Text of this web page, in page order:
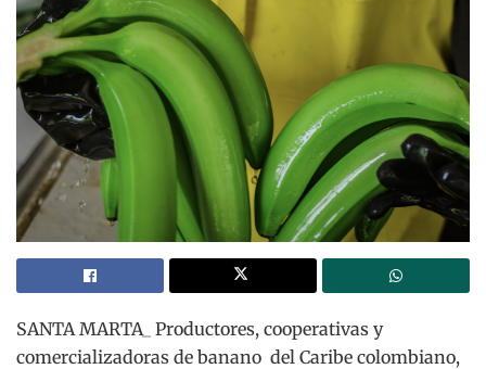
SANTA MARTA_ Productores, cooperativas y
comercializadoras de banano del Caribe colombiano,